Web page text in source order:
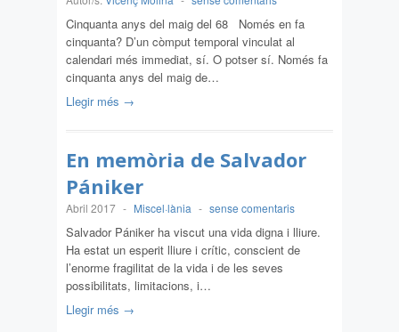
Cinquanta anys del maig del 68 Només en fa
cinquanta? D’un còmput temporal vinculat al
calendari més immediat, sí. O potser sí. Només fa
cinquanta anys del maig de…
Llegir més →
En memòria de Salvador
Pániker
Abril 2017 - Miscel·lània - sense comentaris
Salvador Pániker ha viscut una vida digna i lliure.
Ha estat un esperit lliure i crític, conscient de
l’enorme fragilitat de la vida i de les seves
possibilitats, limitacions, i…
Llegir més →